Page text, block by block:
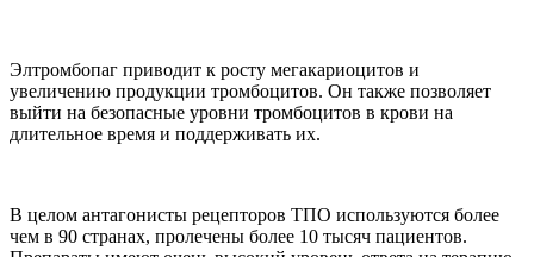
Элтромбопаг приводит к росту мегакариоцитов и
увеличению продукции тромбоцитов. Он также позволяет
выйти на безопасные уровни тромбоцитов в крови на
длительное время и поддерживать их.
В целом антагонисты рецепторов ТПО используются более
чем в 90 странах, пролечены более 10 тысяч пациентов.